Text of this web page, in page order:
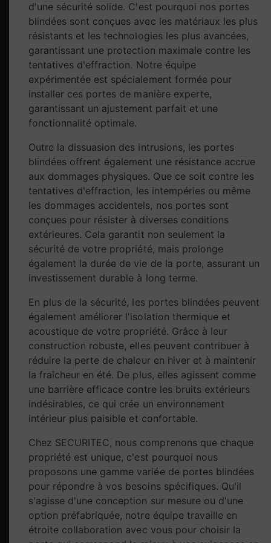
d'une sécurité solide. C'est pourquoi nos portes
blindées sont conçues avec les matériaux les plus
résistants et les technologies les plus avancées,
garantissant une protection maximale contre les
tentatives d'effraction. Notre équipe
expérimentée est spécialement formée pour
installer ces portes de manière experte,
garantissant un ajustement parfait et une
fonctionnalité optimale.
Outre la dissuasion des intrusions, les portes
blindées offrent également une résistance accrue
aux dommages physiques. Que ce soit contre les
tentatives d'effraction, les intempéries ou même
les dommages accidentels, nos portes sont
conçues pour résister à diverses conditions
extérieures. Cela garantit non seulement la
sécurité de votre propriété, mais prolonge
également la durée de vie de la porte, assurant un
investissement durable à long terme.
En plus de la sécurité, les portes blindées peuvent
également améliorer l'isolation thermique et
acoustique de votre propriété. Grâce à leur
construction robuste, elles peuvent contribuer à
réduire la perte de chaleur en hiver et à maintenir
la fraîcheur en été. De plus, elles agissent comme
une barrière efficace contre les bruits extérieurs
indésirables, ce qui crée un environnement
intérieur plus paisible et confortable.
Chez SECURITEC, nous comprenons que chaque
propriété est unique, c'est pourquoi nous
proposons une gamme variée de portes blindées
pour répondre à vos besoins spécifiques. Qu'il
s'agisse d'une conception sur mesure ou d'une
option préfabriquée, notre équipe travaille en
étroite collaboration avec vous pour choisir la